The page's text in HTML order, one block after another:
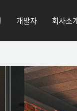
개발자 회사소